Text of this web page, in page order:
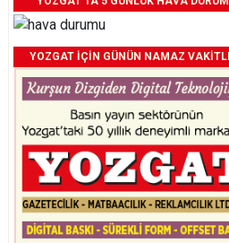
YOZGAT İÇİN GÜNÜN NAMAZ